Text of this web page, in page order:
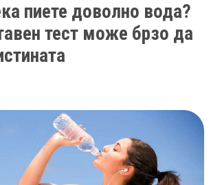
пиете доволно вода?
тест може брзо да